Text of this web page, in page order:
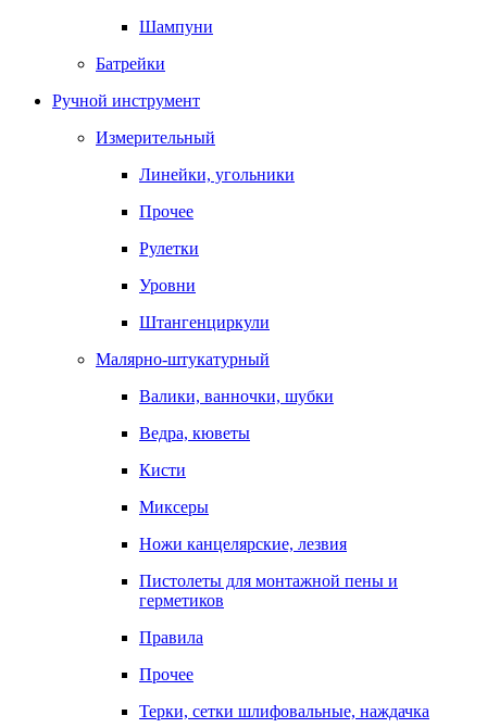
Шампуни
Батрейки
Ручной инструмент
Измерительный
Линейки, угольники
Прочее
Рулетки
Уровни
Штангенциркули
Малярно-штукатурный
Валики, ванночки, шубки
Ведра, кюветы
Кисти
Миксеры
Ножи канцелярские, лезвия
Пистолеты для монтажной пены и
герметиков
Правила
Прочее
Терки, сетки шлифовальные, наждачка